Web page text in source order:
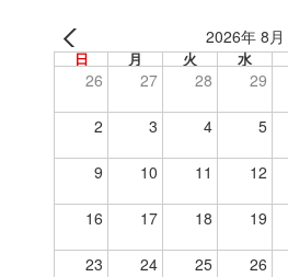
2026年 8月
日 月 火 水
26 27 28 29
2 3 4 5
9 10 11 12
16 17 18 19
23 24 25 26